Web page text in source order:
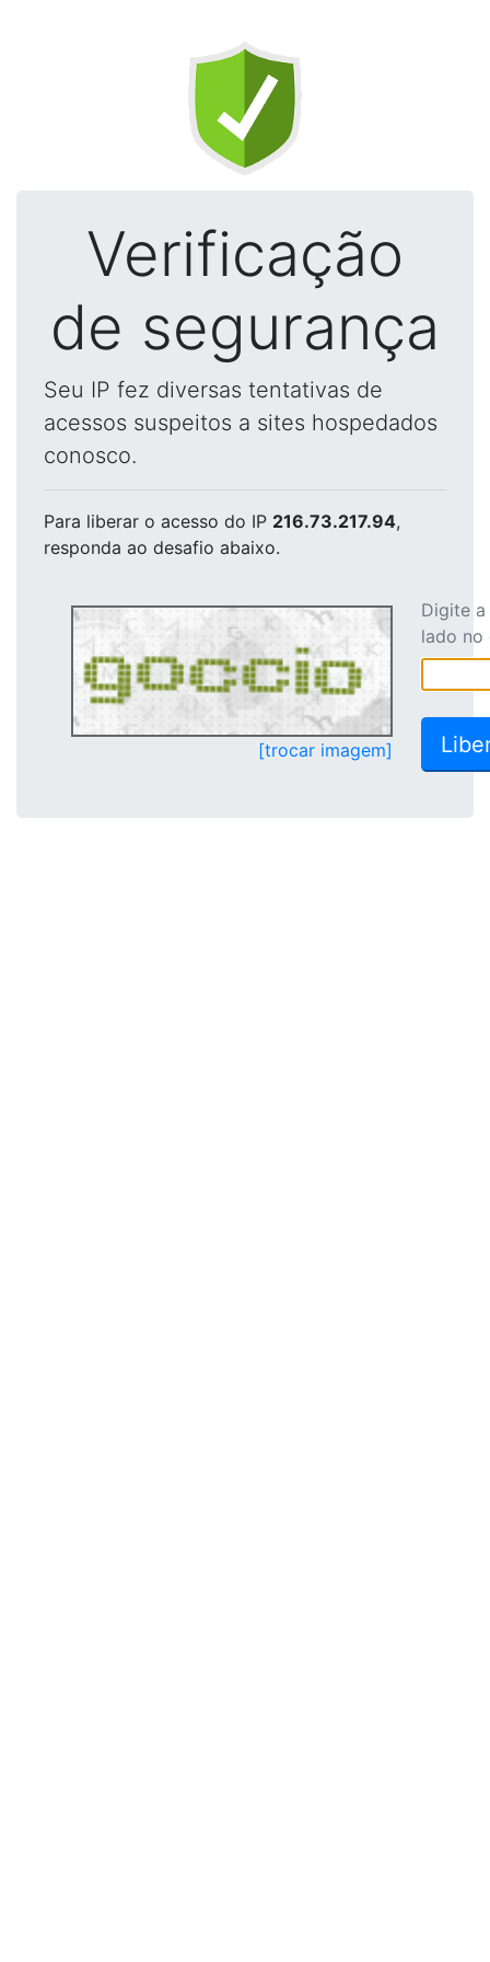
Verificação
de segurança
Seu IP fez diversas tentativas de
acessos suspeitos a sites hospedados
conosco.
Para liberar o acesso do IP 216.73.217.94,
responda ao desafio abaixo.
[trocar imagem]
Digite
lado no